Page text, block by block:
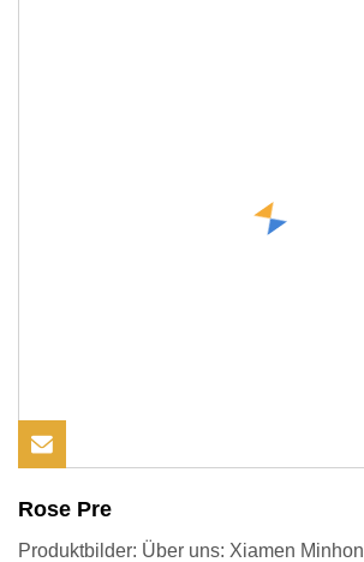
Rose Pre
Produktbilder: Über uns: Xiamen